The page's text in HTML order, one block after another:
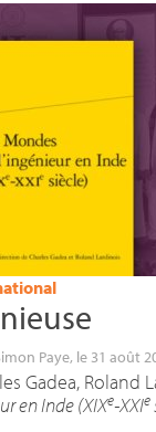
Paye, le 31 août
Gadea, Roland
en Inde (XIXe-XXIe